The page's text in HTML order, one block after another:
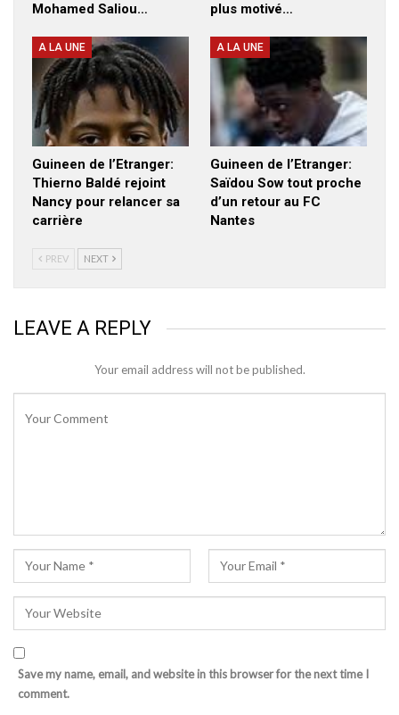
Mohamed Saliou…
plus motivé…
A LA UNE
Guineen de l’Etranger:
Thierno Baldé rejoint
Nancy pour relancer sa
carrière
A LA UNE
Guineen de l’Etranger:
Saïdou Sow tout proche
d’un retour au FC
Nantes
PREV NEXT
LEAVE A REPLY
Your email address will not be published.
Save my name, email, and website in this browser for the next time I
comment.